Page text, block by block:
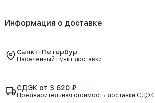
Информация о доставке
Санкт-Петербург
Населённый пункт доставки
СДЭК от 3 620 ₽
Предварительная стоимость доставки СДЭК